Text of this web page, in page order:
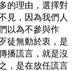
的理由，選擇對
見，因為我們人
以為不參與作
徒無動於衷，是
播謊言，就是沒
，是在放任謊言